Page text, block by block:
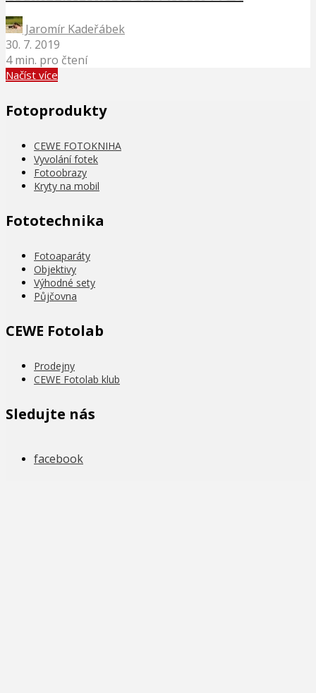
Jaromír Kadeřábek
30. 7. 2019
4 min. pro čtení
Načíst více
Fotoprodukty
CEWE FOTOKNIHA
Vyvolání fotek
Fotoobrazy
Kryty na mobil
Fototechnika
Fotoaparáty
Objektivy
Výhodné sety
Půjčovna
CEWE Fotolab
Prodejny
CEWE Fotolab klub
Sledujte nás
facebook